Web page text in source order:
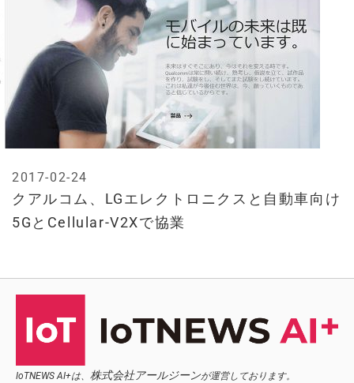
クアルコム、LGエレクトロニクスと自動車向け
5GとCellular-V2Xで協業
2017-02-24
IoTNEWS AI+は、 株式会社アールジーンが運営しております。